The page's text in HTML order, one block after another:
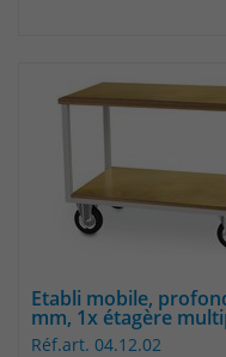
Etabli mobile,
mm, 1x étagère
Réf.art. 04.12.02
Das
Anbieter
30
Zweck
Das